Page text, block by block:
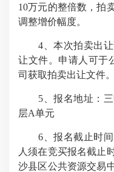
10万元的整倍数，拍
调整增价幅度。
4、本次拍卖出让
让文件。申请人可于
司获取拍卖出让文件。
5、报名地址：三
层A单元
6、报名截止时间
人须在竞买报名截止
沙县区公共资源交易